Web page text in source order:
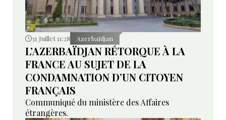
31 Juillet 11:28 Azerbaïdjan
L’AZERBAÏDJAN RÉTORQUE À LA
FRANCE AU SUJET DE LA
CONDAMNATION D’UN CITOYEN
FRANÇAIS
Communiqué du ministère des Affaires
étrangères.